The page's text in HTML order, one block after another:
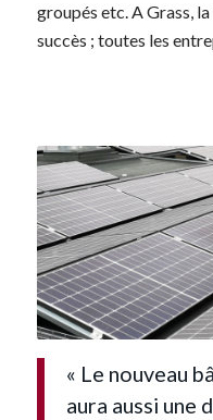
groupés etc. A Grass,
succès ; toutes les
« Le nouveau
aura aussi une